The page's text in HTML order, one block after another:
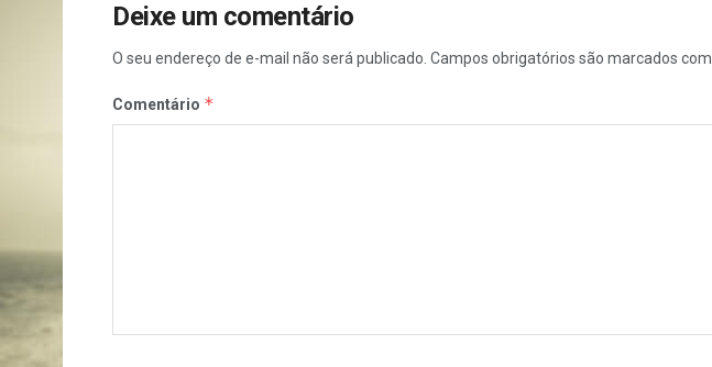
Deixe um comentário
O seu endereço de e-mail não será publicado. Campos obrigatórios são marcados com
Comentário *